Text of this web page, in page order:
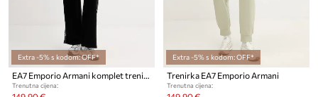
Extra -5% s kodom: OFF*
EA7 Emporio Armani komplet trenirka za žene s pamukom
Trenutna cijena:
Extra -5% s kodom: OFF*
Trenirka EA7 Emporio Armani
Trenutna cijena: